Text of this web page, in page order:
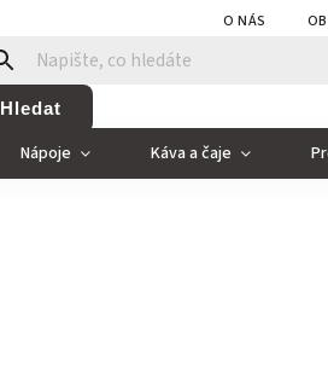
O NÁS
Hledat
Nápoje Káva a čaje